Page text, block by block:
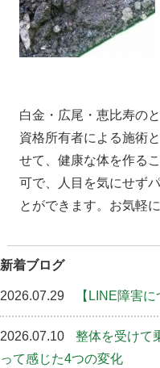
白金・広尾・恵比寿の
資格所有者による施術
せて、健康な体を作る
可で、人目を気にせず
とができます。お気軽
新着ブログ
2026.07.29 【LINE障害に
2026.07.10
整体を受けて
って感じた4つの変化